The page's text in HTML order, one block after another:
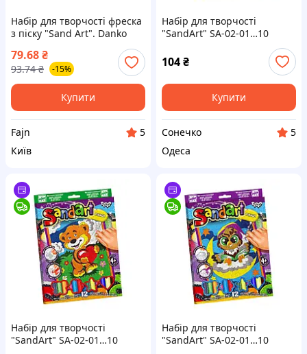
Набір для творчості фреска
з піску "Sand Art". Danko
79.68₴
93.74 ₴ -15%
Купити
Fajn
5
Київ
Набір для творчості
"SandArt" SA-02-01…10
фреска з піску Кіт на скейті
104₴
Купити
Сонечко
5
Одеса
Набір для творчості
"SandArt" SA-02-01…10
Набір для творчості
"SandArt" SA-02-01…10